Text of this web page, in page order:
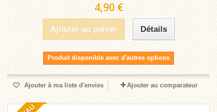
4,90 €
Ajouter au panier Détails
Produit disponible avec d'autres options
Ajouter à ma liste d'envies Ajouter au comparateur